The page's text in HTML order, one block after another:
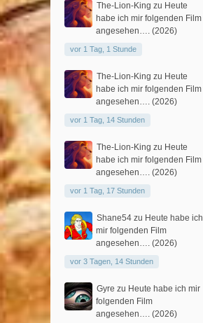
The-Lion-King zu Heute
habe ich mir folgenden Film
angesehen…. (2026)
vor 1 Tag, 1 Stunde
The-Lion-King zu Heute
habe ich mir folgenden Film
angesehen…. (2026)
vor 1 Tag, 14 Stunden
The-Lion-King zu Heute
habe ich mir folgenden Film
angesehen…. (2026)
vor 1 Tag, 17 Stunden
Shane54 zu Heute habe ich
mir folgenden Film
angesehen…. (2026)
vor 3 Tagen, 14 Stunden
Gyre zu Heute habe ich mir
folgenden Film
angesehen…. (2026)